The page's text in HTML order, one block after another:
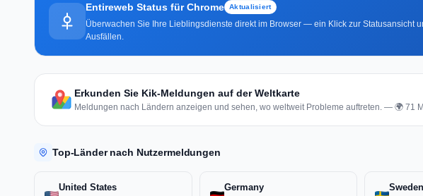
Entireweb Status für Chrome Aktualisiert
Überwachen Sie Ihre Lieblingsdienste direkt im Browser — ein Klick zur Statusansicht
Ausfällen.
Erkunden Sie Kik-Meldungen auf der Weltkarte
Meldungen nach Ländern anzeigen und sehen, wo weltweit Probleme auftreten. — 🌍 71
Top-Länder nach Nutzermeldungen
United States Germany Sweden